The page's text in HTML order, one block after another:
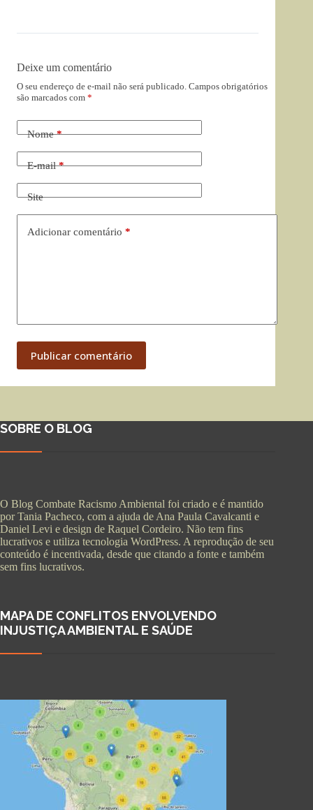
Deixe um comentário
O seu endereço de e-mail não será publicado. Campos obrigatórios
são marcados com *
Nome*
E-mail*
Site
Adicionar comentário *
Publicar comentário
SOBRE O BLOG
O Blog Combate Racismo Ambiental foi criado e é mantido
por Tania Pacheco, com a ajuda de Ana Paula Cavalcanti e
Daniel Levi e design de Raquel Cordeiro. Não tem fins
lucrativos e utiliza tecnologia WordPress. A reprodução de seu
conteúdo é incentivada, desde que citando a fonte e também
sem fins lucrativos.
MAPA DE CONFLITOS ENVOLVENDO
INJUSTIÇA AMBIENTAL E SAÚDE